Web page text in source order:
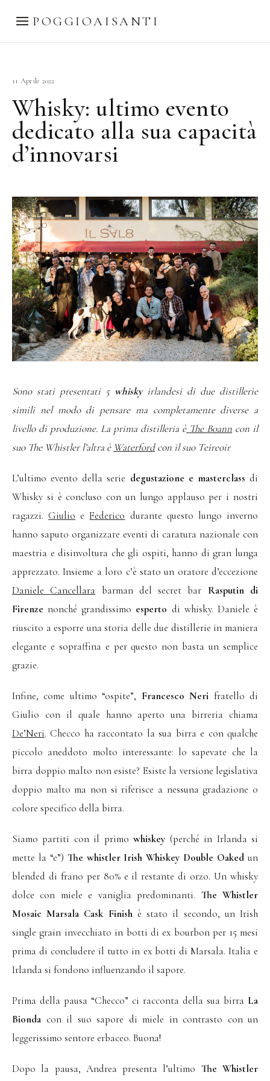
POGGIOAISANTI
11 Aprile 2022
Whisky: ultimo evento
dedicato alla sua capacità
d’innovarsi
Sono stati presentati 5 whiskyirlandesi di due distillerie
simili nel modo di pensare ma completamente diverse a
livello di produzione. La prima distilleria èThe Boann con il
suo The Whistler l’altra è Waterfordcon il suo Teireoir
L’ultimo evento della serie degustazione e masterclass di
Whisky si è concluso con un lungo applauso per i nostri
ragazzi.Giulio eFederico durante questo lungo inverno
hanno saputo organizzare eventi di caratura nazionale con
maestria e disinvoltura che gli ospiti, hanno di gran lunga
apprezzato. Insieme a loro c’è stato un oratore d’eccezione
Daniele Cancellara barman del secret bar Rasputin di
Firenze nonché grandissimo esperto di whisky. Daniele è
riuscito a esporre una storia delle due distillerie in maniera
elegante e sopraffina e per questo non basta un semplice
grazie.
Infine, come ultimo “ospite”, Francesco Neri fratello di
Giulio con il quale hanno aperto una birreria chiama
De’Neri. Checco ha raccontato la sua birra e con qualche
piccolo aneddoto molto interessante: lo sapevate che la
birra doppio malto non esiste? Esiste la versione legislativa
doppio malto ma non si riferisce a nessuna gradazione o
colore specifico della birra.
Siamo partiti con il primowhiskey (perché in Irlanda si
mette la “e”) The whistler Irish Whiskey Double Oaked un
blended di frano per 80% e il restante di orzo. Un whisky
dolce con miele e vaniglia predominanti. The Whistler
Mosaic Marsala Cask Finishè stato il secondo, un Irish
single grain invecchiato in botti di ex bourbon per 15 mesi
prima di concludere il tutto in ex botti di Marsala. Italia e
Irlanda si fondono influenzando il sapore.
Prima della pausa “Checco” ci racconta della sua birra La
Bionda con il suo sapore di miele in contrasto con un
leggerissimo sentore erbaceo. Buona!
Dopo la pausa, Andrea presenta l’ultimo The Whistler